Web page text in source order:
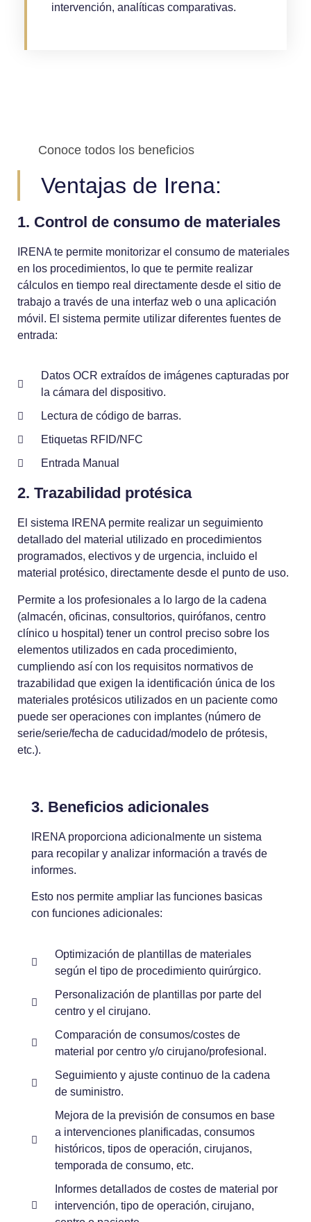
intervención, analíticas comparativas.
Conoce todos los beneficios
Ventajas de Irena:
1. Control de consumo de materiales
IRENA te permite monitorizar el consumo de materiales
en los procedimientos, lo que te permite realizar
cálculos en tiempo real directamente desde el sitio de
trabajo a través de una interfaz web o una aplicación
móvil. El sistema permite utilizar diferentes fuentes de
entrada:
Datos OCR extraídos de imágenes capturadas por
la cámara del dispositivo.
Lectura de código de barras.
Etiquetas RFID/NFC
Entrada Manual
2. Trazabilidad protésica
El sistema IRENA permite realizar un seguimiento
detallado del material utilizado en procedimientos
programados, electivos y de urgencia, incluido el
material protésico, directamente desde el punto de uso.
Permite a los profesionales a lo largo de la cadena
(almacén, oficinas, consultorios, quirófanos, centro
clínico u hospital) tener un control preciso sobre los
elementos utilizados en cada procedimiento,
cumpliendo así con los requisitos normativos de
trazabilidad que exigen la identificación única de los
materiales protésicos utilizados en un paciente como
puede ser operaciones con implantes (número de
serie/serie/fecha de caducidad/modelo de prótesis,
etc.).
3. Beneficios adicionales
IRENA proporciona adicionalmente un sistema
para recopilar y analizar información a través de
informes.
Esto nos permite ampliar las funciones basicas
con funciones adicionales:
Optimización de plantillas de materiales
según el tipo de procedimiento quirúrgico.
Personalización de plantillas por parte del
centro y el cirujano.
Comparación de consumos/costes de
material por centro y/o cirujano/profesional.
Seguimiento y ajuste continuo de la cadena
de suministro.
Mejora de la previsión de consumos en base
a intervenciones planificadas, consumos
históricos, tipos de operación, cirujanos,
temporada de consumo, etc.
Informes detallados de costes de material por
intervención, tipo de operación, cirujano,